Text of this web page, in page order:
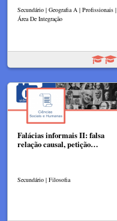
Secundário | Geografia A | Profissionais |
Área De Integração
Falácias informais II: falsa
relação causal, petição…
Secundário | Filosofia